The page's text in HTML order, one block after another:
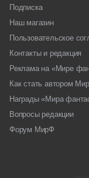
Подписка
Наш магазин
Пользовательское
Контакты и редакция
Реклама на «Мире
Как стать автором
Награды «Мира
Вопросы редакции
Форум МирФ